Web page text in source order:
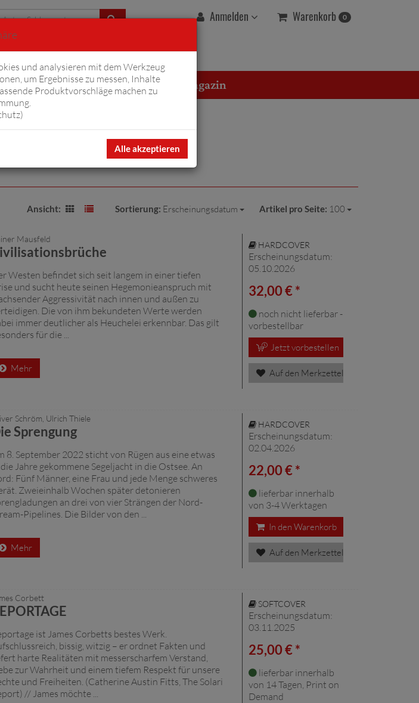
Anmelden Warenkorb 0
Komplizen Overton Magazin
Ansicht: Sortierung: Erscheinungsdatum Artikel pro Seite: 100
Mausfeld
Westen befindet sich seit langem in einer tiefen
und sucht heute seinen Hegemonieanspruch mit
Aggressivität nach innen und außen zu
Die von ihm bekundeten Werte werden
immer deutlicher als Heuchelei erkennbar. Das gilt
für die ...
Mehr
HARDCOVER
Erscheinungsdatum:
05.10.2026
32,00 € *
noch nicht lieferbar -
vorbestellbar
Jetzt vorbestellen
Auf den Merkzettel
Schröm, Ulrich Thiele
Sprengung
8. September 2022 sticht von Rügen aus eine etwas
Jahre gekommene Segeljacht in die Ostsee. An
Fünf Männer, eine Frau und jede Menge schweres
Zweieinhalb Wochen später detonieren
an drei von vier Strängen der Nord-
Pipelines. Die Bilder von den ...
Mehr
HARDCOVER
Erscheinungsdatum:
02.04.2026
22,00 € *
lieferbar innerhalb
von 3-4 Werktagen
In den Warenkorb
Auf den Merkzettel
Corbett
ist James Corbetts bestes Werk.
bissig, witzig – er ordnet Fakten und
harte Realitäten mit messerscharfem Verstand,
zur Wahrheit und einem tiefem Respekt für unsere
und Freiheiten. (Catherine Austin Fitts, The Solari
// James möchte ...
SOFTCOVER
Erscheinungsdatum:
03.11.2025
25,00 € *
lieferbar innerhalb
von 14 Tagen, Print on
Demand
und analysieren mit dem Werkzeug
um Ergebnisse zu messen, Inhalte
Produktvorschläge machen zu
)
Alle akzeptieren